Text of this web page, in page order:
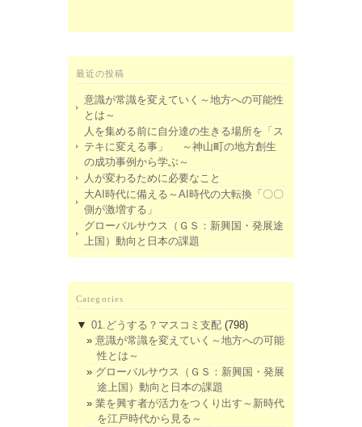
最近の投稿
意識が常識を変えていく～地方への可能性
とは～
人を集める前に自分達の生きる場所を「ス
テキに変える事」 ～神山町の地方創生
の成功事例から学ぶ～
人が変わるために必要なこと
大AI時代に備える～AI時代の大転換「〇〇
側が激増する」
グローバルサウス（ＧＳ：新興国・発展途
上国）動向と日本の課題
Categories
▼ 01.どうする？マスコミ支配 (798)
意識が常識を変えていく～地方への可能
性とは～
グローバルサウス（ＧＳ：新興国・発展
途上国）動向と日本の課題
業を興す者が活力をつくり出す～新時代
を江戸時代から見る～